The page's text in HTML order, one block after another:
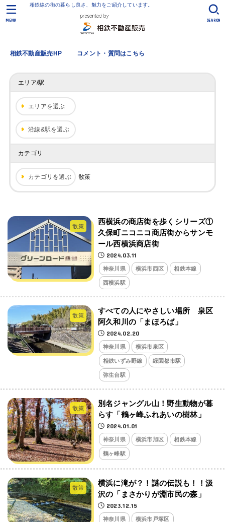
相鉄線の街の暮らし良さ、魅力をご紹介しています。
相鉄不動産販売HP コメント・質問はこちら
SEARCH
MENU
エリア/駅
エリアを選ぶ
沿線&駅を選ぶ
カテゴリ
カテゴリを選ぶ 散策
散策
西横浜の商店街を歩くシリーズ①
久保町ニコニコ商店街からサンモ
ール西横浜商店街
2024.03.11
神奈川県 横浜市西区 相鉄本線
西横浜駅
散策
すべての人にやさしい場所 泉区
阿久和川の「まほろば」
2024.02.20
神奈川県 横浜市泉区
相鉄いずみ野線 緑園都市駅
弥生台駅
散策
別名ジャングル山！野生動物が暮
らす「鶴ヶ峰ふれあいの樹林」
2024.01.01
神奈川県 横浜市旭区 相鉄本線
鶴ヶ峰駅
散策
横浜に滝が？！謎の伝説も！！汲
沢の「まさかりが淵市民の森」
2023.12.15
神奈川県 横浜市戸塚区